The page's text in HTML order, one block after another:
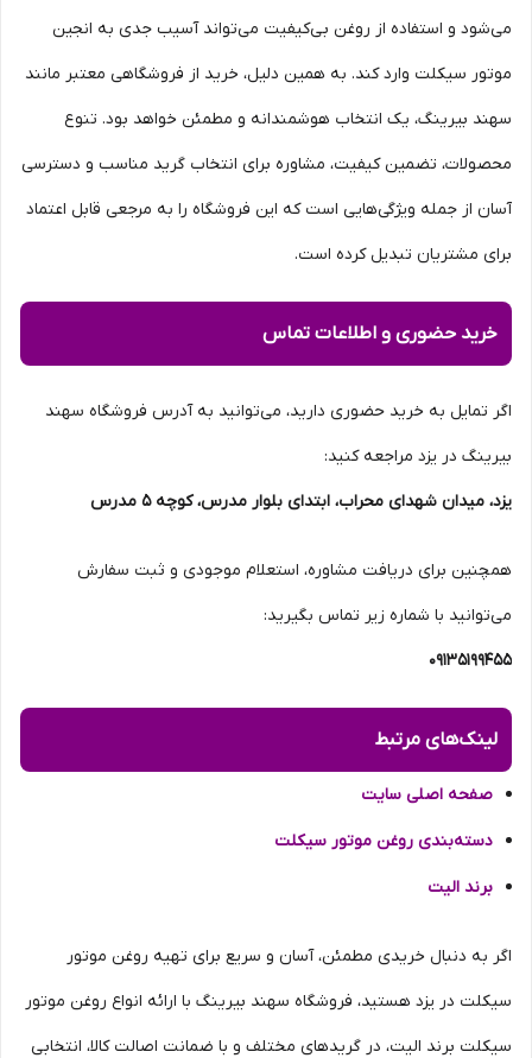
می‌شود و استفاده از روغن بی‌کیفیت می‌تواند آسیب جدی به انجین
موتور سیکلت وارد کند. به همین دلیل، خرید از فروشگاهی معتبر مانند
سهند بیرینگ، یک انتخاب هوشمندانه و مطمئن خواهد بود. تنوع
محصولات، تضمین کیفیت، مشاوره برای انتخاب گرید مناسب و دسترسی
آسان از جمله ویژگی‌هایی است که این فروشگاه را به مرجعی قابل اعتماد
برای مشتریان تبدیل کرده است.
خرید حضوری و اطلاعات تماس
اگر تمایل به خرید حضوری دارید، می‌توانید به آدرس فروشگاه سهند
بیرینگ در یزد مراجعه کنید:
یزد، میدان شهدای محراب، ابتدای بلوار مدرس، کوچه 5 مدرس
همچنین برای دریافت مشاوره، استعلام موجودی و ثبت سفارش
می‌توانید با شماره زیر تماس بگیرید:
09135199455
لینک‌های مرتبط
صفحه اصلی سایت
دسته‌بندی روغن موتور سیکلت
برند الیت
اگر به دنبال خریدی مطمئن، آسان و سریع برای تهیه روغن موتور
سیکلت در یزد هستید، فروشگاه سهند بیرینگ با ارائه انواع روغن موتور
سیکلت برند الیت، در گریدهای مختلف و با ضمانت اصالت کالا، انتخابی